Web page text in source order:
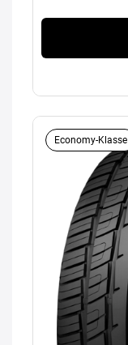
Economy-Klasse